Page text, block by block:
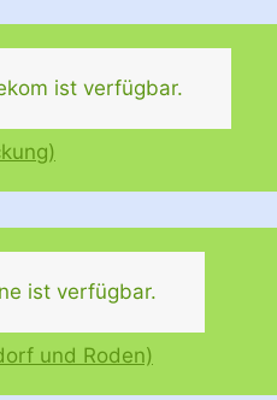
ist verfügbar.
ist verfügbar.
und Roden)